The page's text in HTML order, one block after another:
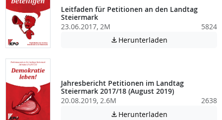
Leitfaden für Petitionen an den Landtag
Steiermark
23.06.2017, 2M
5824
 Herunterladen
Jahresbericht Petitionen im Landtag
Steiermark 2017/18 (August 2019)
20.08.2019, 2.6M
2638
 Herunterladen